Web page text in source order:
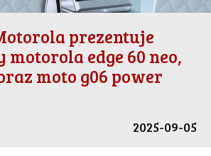
prezentuje
edge 60 neo,
moto g06 power
2025-09-05